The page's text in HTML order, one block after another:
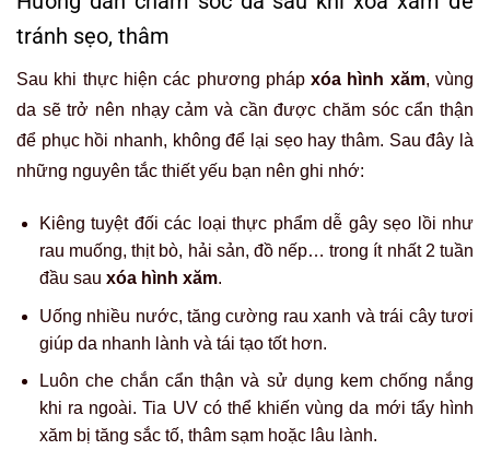
tránh sẹo, thâm
Sau khi thực hiện các phương phápxóa hình xăm, vùng
da sẽ trở nên nhạy cảm và cần được chăm sóc cẩn thận
để phục hồi nhanh, không để lại sẹo hay thâm. Sau đây là
những nguyên tắc thiết yếu bạn nên ghi nhớ:
Kiêng tuyệt đối các loại thực phẩm dễ gây sẹo lồi như
rau muống, thịt bò, hải sản, đồ nếp… trong ít nhất 2 tuần
đầu sau xóa hình xăm.
Uống nhiều nước, tăng cường rau xanh và trái cây tươi
giúp da nhanh lành và tái tạo tốt hơn.
Luôn che chắn cẩn thận và sử dụng kem chống nắng
khi ra ngoài. Tia UV có thể khiến vùng da mới tẩy hình
xăm bị tăng sắc tố, thâm sạm hoặc lâu lành.